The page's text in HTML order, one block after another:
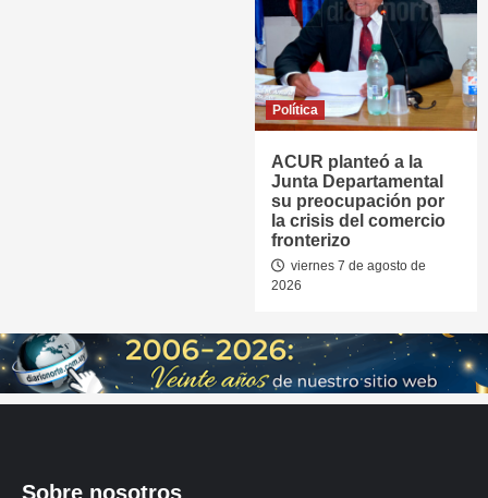
Política
ACUR planteó a la
Junta Departamental
su preocupación por
la crisis del comercio
fronterizo
viernes 7 de agosto de
2026
Sobre nosotros